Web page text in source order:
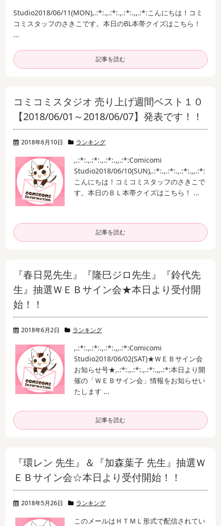
Studio2018/06/11(MON),.:*:.,.:*:.,.:*:.,,.:*:こんにちは！ コミ
コミスタッフのさきこです。 本日のBL本帯クイズはこちら！
...
記事を読む
コミコミスタジオ 売り上げ週間ベスト１０
【2018/06/01～2018/06/07】発表です！！
2018年6月10日 ランキング
,.:*:.,.:*:.,.:*:.,,.:*:Comicomi
Studio2018/06/10(SUN),.:*:.,.:*:.,.:*:.,,.:*:
こんにちは！ コミコミスタッフのさきこで
す。 本日のＢＬ本帯クイズはこちら！ ...
記事を読む
『春日晃先生』『隆巳ジロ先生』『鈴代先
生』抽選ＷＥＢサイン会★本日より受付開
始！！
2018年6月2日 ランキング
,.:*:.,.:*:.,.:*:.,,.:*:Comicomi
Studio2018/06/02(SAT)★ＷＥＢサイン会
お知らせ号★,.:*:.,.:*:.,.:*:.,,.:*:本日より開
催の「ＷＥＢサイン会」情報をお知らせい
たします ...
記事を読む
『環レン 先生』＆『加森葉子 先生』抽選Ｗ
ＥＢサイン会☆本日より受付開始！！
2018年5月26日 ランキング
このメールはＨＴＭＬ形式で配信されてい